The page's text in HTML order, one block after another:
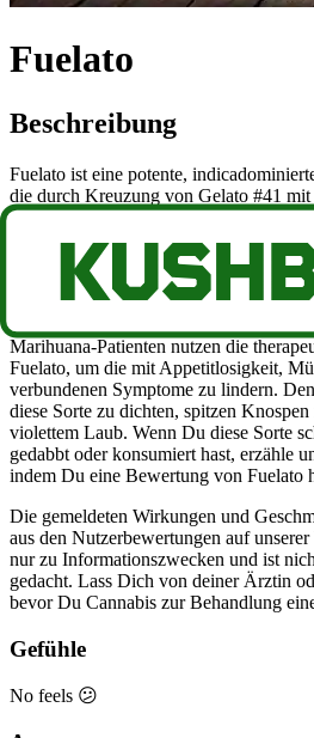
Fuelato
Beschreibung
Fuelato ist eine potente,
die durch Kreuzung von Gelato #41
Diese Sorte erzeugt eine betäubende,
Wirkung, die schnell einsetzt und ein
Einige Konsumenten sagen, dass
auch einen Heißhunger verursacht.
zufolge einen THC-Gehalt von über
Wahl für erfahrene
Marihuana-Patienten nutzen die
Fuelato, um die mit Appetitlosigkeit,
verbundenen Symptome zu lindern.
diese Sorte zu dichten, spitzen
violettem Laub. Wenn Du diese Sorte
gedabbt oder konsumiert hast, erzähle
indem Du eine Bewertung von Fuelato
Die gemeldeten Wirkungen und
aus den Nutzerbewertungen auf
nur zu Informationszwecken und ist
gedacht. Lass Dich von deiner Ärztin
bevor Du Cannabis zur Behandlung
Gefühle
No feels 😕